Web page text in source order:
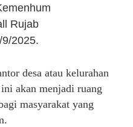
Rujab
2025.
desa atau kelurahan
akan menjadi ruang
masyarakat yang